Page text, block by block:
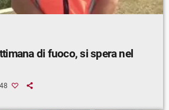
di fuoco, si spera nel
48